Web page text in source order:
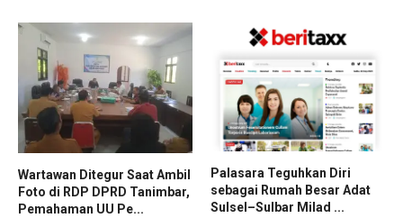
Wartawan Ditegur Saat Ambil
Foto di RDP DPRD Tanimbar,
Pemahaman UU Pe...
Palasara Teguhkan Diri
sebagai Rumah Besar Adat
Sulsel–Sulbar Milad ...